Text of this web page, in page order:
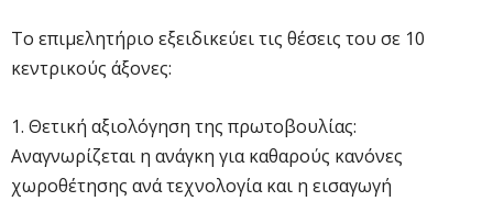
Το επιμελητήριο εξειδικεύει τις θέσεις του σε 10
κεντρικούς άξονες:
1. Θετική αξιολόγηση της πρωτοβουλίας:
Αναγνωρίζεται η ανάγκη για καθαρούς κανόνες
χωροθέτησης ανά τεχνολογία και η εισαγωγή